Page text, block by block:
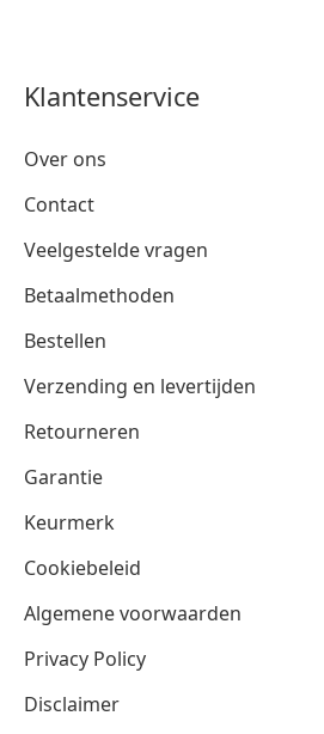
Klantenservice
Over ons
Contact
Veelgestelde vragen
Betaalmethoden
Bestellen
Verzending en levertijden
Retourneren
Garantie
Keurmerk
Cookiebeleid
Algemene voorwaarden
Privacy Policy
Disclaimer